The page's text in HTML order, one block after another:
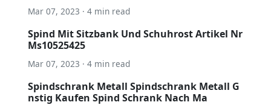
Mar 07, 2023 · 4 min read
Spind Mit Sitzbank Und Schuhrost Artikel Nr
Ms10525425
Mar 07, 2023 · 4 min read
Spindschrank Metall Spindschrank Metall G
nstig Kaufen Spind Schrank Nach Ma